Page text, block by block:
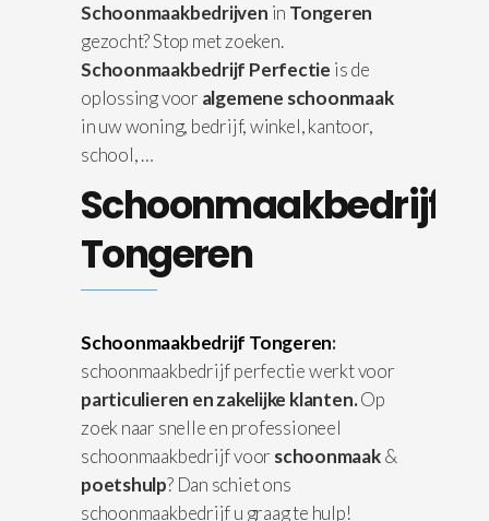
Schoonmaakbedrijven in Tongeren
gezocht? Stop met zoeken.
Schoonmaakbedrijf Perfectie is de
oplossing voor algemene schoonmaak
in uw woning, bedrijf, winkel, kantoor,
school, …
Schoonmaakbedrijf
Tongeren
Schoonmaakbedrijf Tongeren:
schoonmaakbedrijf perfectie werkt voor
particulieren en zakelijke klanten.Op
zoek naar snelle en professioneel
schoonmaakbedrijf voor schoonmaak&
poetshulp? Dan schiet ons
schoonmaakbedrijf u graag te hulp!